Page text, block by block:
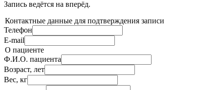
Запись ведётся на вперёд.
Контактные данные для подтверждения записи
Телефон
E-mail
О пациенте
Ф.И.О. пациента
Возраст, лет
Вес, кг